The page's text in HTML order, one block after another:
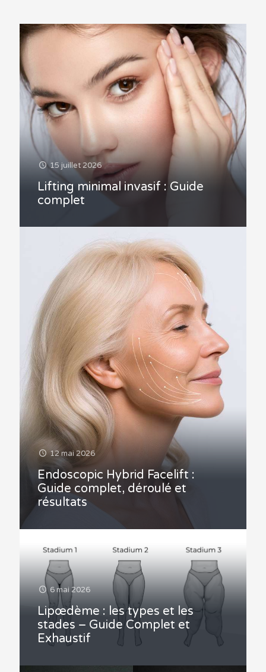
15 juillet 2026
Lifting minimal invasif : Guide
complet
12 mai 2026
Endoscopic Hybrid Facelift :
Guide complet, déroulé et
résultats
6 mai 2026
Lipœdème : les types et les
stades – Guide Complet et
Exhaustif